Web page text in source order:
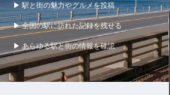
▶ 駅と街の魅力やグルメを投稿
▶ 全国の駅に訪れた記録を残せる
▶ あらゆる駅と街の情報を確認